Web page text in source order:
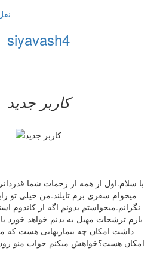
siyavash4
کاربر جدید
با سلام.اول از همه از زحمات شما
میخوام سفری برم تایلند.من خیلی تو
نگرانم.میخواستم بدونم اگه از کاندوم
بازم ترشحات مهبل به بدنم خواهد خورد
داشت امکان چه بیماریهایی هست که
امکان هست؟خواهش میکنم جواب منو زود